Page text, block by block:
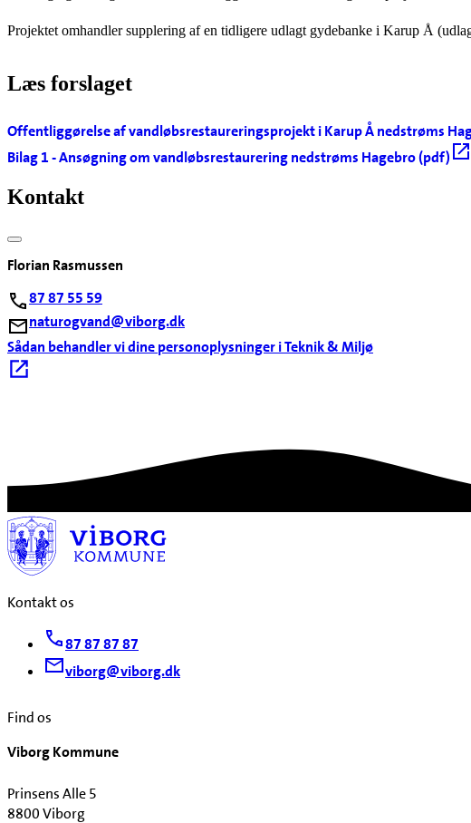
Projektet omhandler supplering af en tidligere udlagt gydebanke i Karup Å
Læs forslaget
Offentliggørelse af vandløbsrestaureringsprojekt i Karup Å nedstrøms
Bilag 1 - Ansøgning om vandløbsrestaurering nedstrøms Hagebro (pdf)
Kontakt
Florian Rasmussen
87 87 55 59
naturogvand@viborg.dk
Sådan behandler vi dine personoplysninger i Teknik & Miljø
Kontakt os
87 87 87 87
viborg@viborg.dk
Find os
Viborg Kommune
Prinsens Alle 5
8800 Viborg